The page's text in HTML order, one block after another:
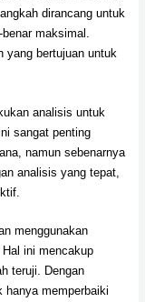
dirancang untuk
maksimal.
yang bertujuan untuk
analisis untuk
sangat penting
namun sebenarnya
analisis yang tepat,
menggunakan
ini mencakup
teruji. Dengan
hanya memperbaiki